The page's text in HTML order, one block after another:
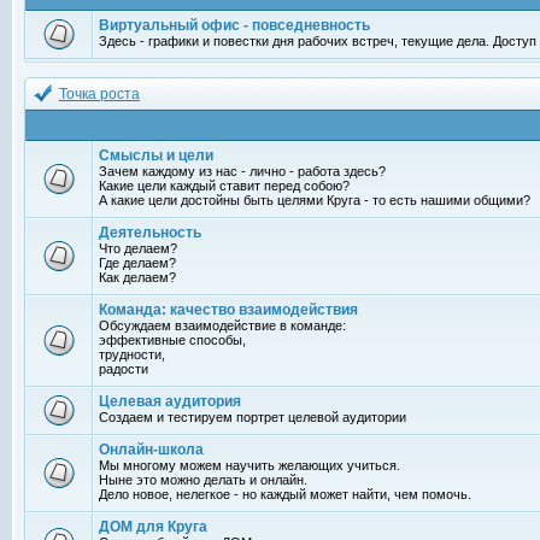
Виртуальный офис - повседневность
Здесь - графики и повестки дня рабочих встреч, текущие дела.
Точка роста
Смыслы и цели
Зачем каждому из нас - лично - работа здесь?
Какие цели каждый ставит перед собою?
А какие цели достойны быть целями Круга - то есть нашими общими?
Деятельность
Что делаем?
Где делаем?
Как делаем?
Команда: качество взаимодействия
Обсуждаем взаимодействие в команде:
эффективные способы,
трудности,
радости
Целевая аудитория
Создаем и тестируем портрет целевой аудитории
Онлайн-школа
Мы многому можем научить желающих учиться.
Ныне это можно делать и онлайн.
Дело новое, нелегкое - но каждый может найти, чем помочь.
ДОМ для Круга